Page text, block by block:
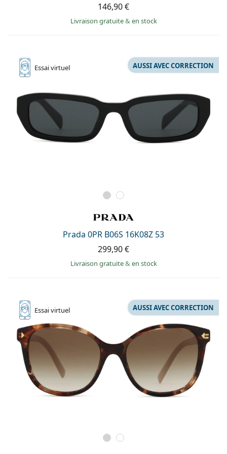
146,90 €
Livraison gratuite& en stock
Essaivirtuel
Prada 0PR B06S 16K08Z 53
AUSSI AVEC CORRECTION
299,90 €
Livraison gratuite& en stock
Essaivirtuel AUSSI AVEC CORRECTION